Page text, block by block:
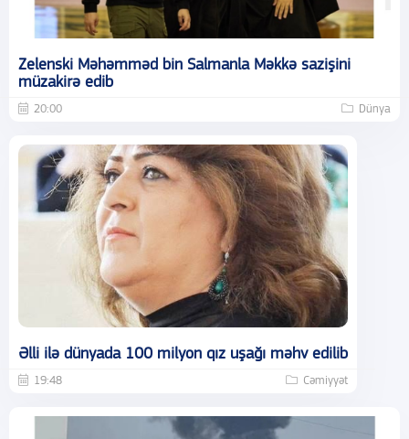
Zelenski Məhəmməd bin Salmanla Məkkə sazişini
müzakirə edib
20:00 Dünya
Əlli ilə dünyada 100 milyon qız uşağı məhv edilib
19:48 Cəmiyyət